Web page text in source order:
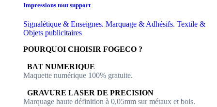
Impressions tout support
Signalétique & Enseignes. Marquage & Adhésifs. Textile &
Objets publicitaires
POURQUOI CHOISIR FOGECO ?
​​ BAT NUMERIQUE
Maquette numérique 100% ​gratuite.
​GRAVURE LASER DE PRECISION
Marquage haute définition à 0,05mm sur métaux et bois.